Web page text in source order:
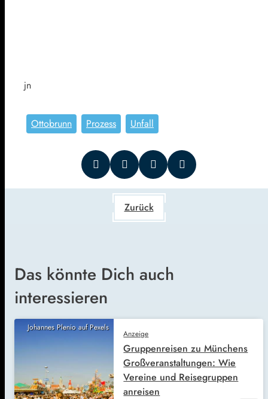
jn
Ottobrunn Prozess Unfall
Zurück
Das könnte Dich auch
interessieren
Johannes Plenio auf Pexels
Anzeige
Gruppenreisen zu Münchens
Großveranstaltungen: Wie
Vereine und Reisegruppen
anreisen